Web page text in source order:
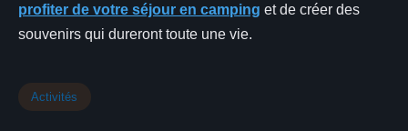
profiter de votre séjour en camping et de créer des
souvenirs qui dureront toute une vie.
Activités